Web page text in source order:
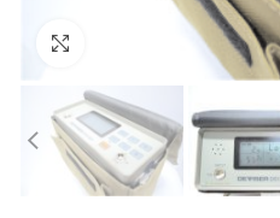
Click to enlarge